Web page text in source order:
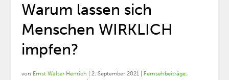
Warum lassen sich
Menschen WIRKLICH
impfen?
von Ernst Walter Henrich |2. September 2021 Fernsehbeiträge,